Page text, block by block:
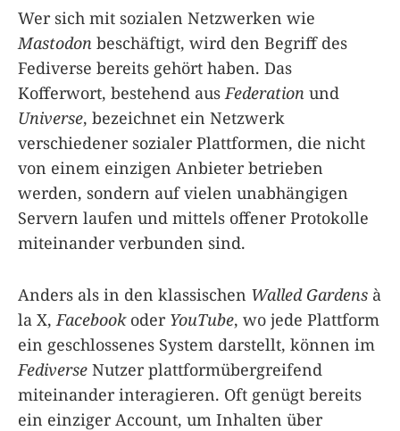
Wer sich mit sozialen Netzwerken wie
Mastodon beschäftigt, wird den Begriff des
Fediverse bereits gehört haben. Das
Kofferwort, bestehend aus Federation und
Universe, bezeichnet ein Netzwerk
verschiedener sozialer Plattformen, die nicht
von einem einzigen Anbieter betrieben
werden, sondern auf vielen unabhängigen
Servern laufen und mittels offener Protokolle
miteinander verbunden sind.
Anders als in den klassischen Walled Gardens à
la X, Facebookoder YouTube, wo jede Plattform
ein geschlossenes System darstellt, können im
Fediverse Nutzer plattformübergreifend
miteinander interagieren. Oft genügt bereits
ein einziger Account, um Inhalten über